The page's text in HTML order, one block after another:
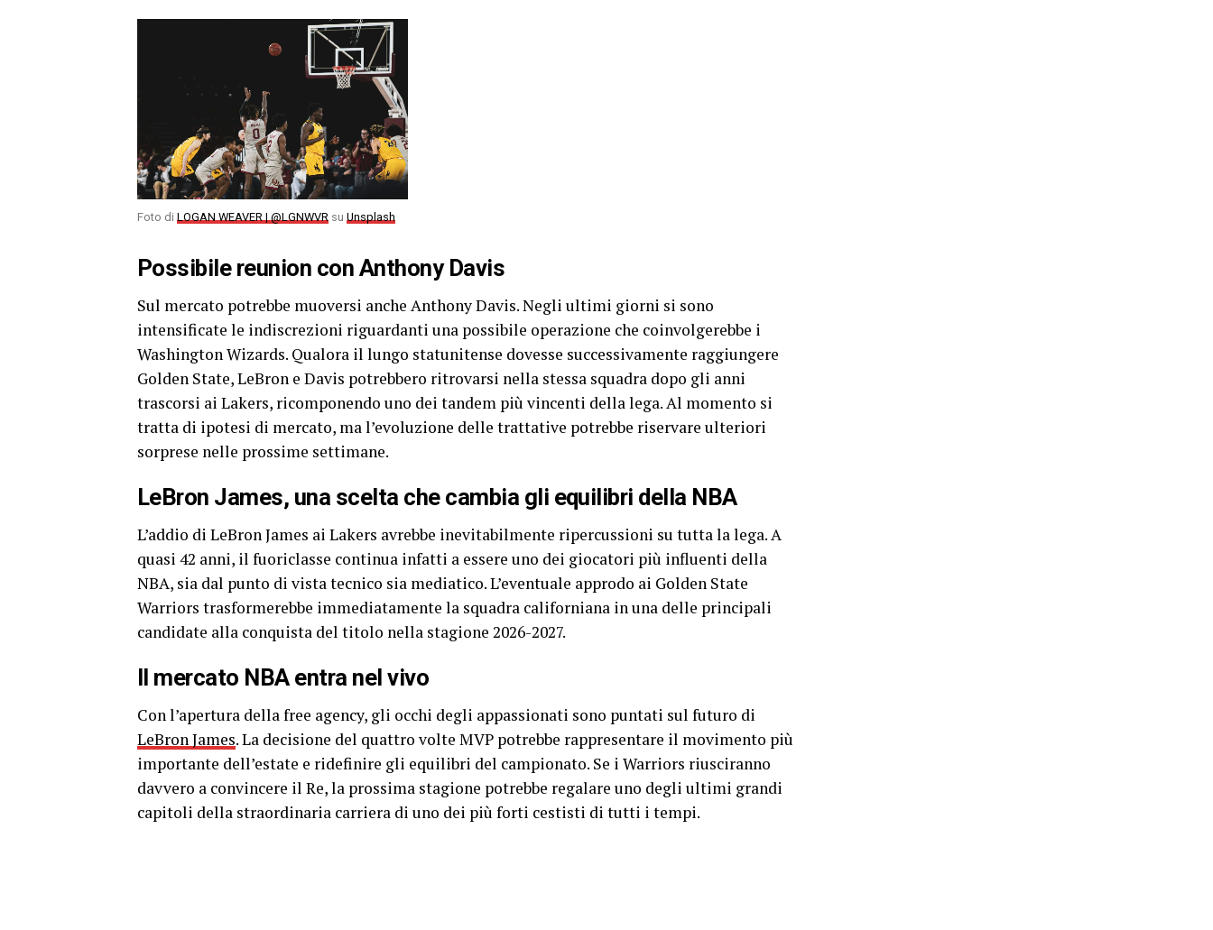
Foto di LOGAN WEAVER | @LGNWVR su Unsplash
Possibile reunion con Anthony Davis
Sul mercato potrebbe muoversi anche Anthony Davis. Negli ultimi giorni si sono
intensificate le indiscrezioni riguardanti una possibile operazione che coinvolgerebbe i
Washington Wizards. Qualora il lungo statunitense dovesse successivamente raggiungere
Golden State, LeBron e Davis potrebbero ritrovarsi nella stessa squadra dopo gli anni
trascorsi ai Lakers, ricomponendo uno dei tandem più vincenti della lega. Al momento si
tratta di ipotesi di mercato, ma l’evoluzione delle trattative potrebbe riservare ulteriori
sorprese nelle prossime settimane.
LeBron James, una scelta che cambia gli equilibri della NBA
L’addio di LeBron James ai Lakers avrebbe inevitabilmente ripercussioni su tutta la lega. A
quasi 42 anni, il fuoriclasse continua infatti a essere uno dei giocatori più influenti della
NBA, sia dal punto di vista tecnico sia mediatico. L’eventuale approdo ai Golden State
Warriors trasformerebbe immediatamente la squadra californiana in una delle principali
candidate alla conquista del titolo nella stagione 2026-2027.
Il mercato NBA entra nel vivo
Con l’apertura della free agency, gli occhi degli appassionati sono puntati sul futuro di
LeBron James. La decisione del quattro volte MVP potrebbe rappresentare il movimento più
importante dell’estate e ridefinire gli equilibri del campionato. Se i Warriors riusciranno
davvero a convincere il Re, la prossima stagione potrebbe regalare uno degli ultimi grandi
capitoli della straordinaria carriera di uno dei più forti cestisti di tutti i tempi.